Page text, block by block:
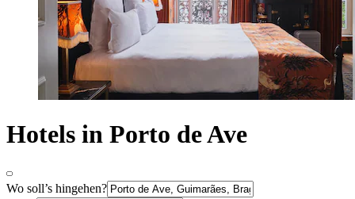
Hotels in Porto de Ave
Wo soll’s hingehen?